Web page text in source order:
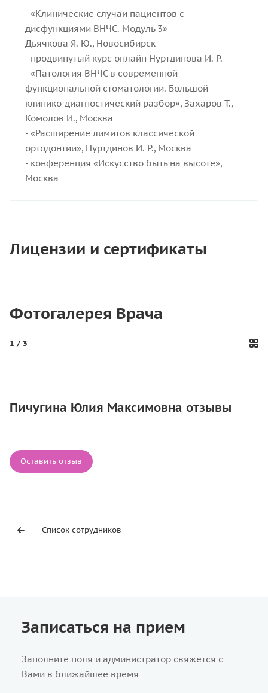
- «Клинические случаи пациентов с
дисфункциями ВНЧС. Модуль 3»
Дьячкова Я. Ю., Новосибирск
- продвинутый курс онлайн Нуртдинова И. Р.
- «Патология ВНЧС в современной
функциональной стоматологии. Большой
клинико-диагностический разбор», Захаров Т.,
Комолов И., Москва
- «Расширение лимитов классической
ортодонтии», Нуртдинов И. Р., Москва
- конференция «Искусство быть на высоте»,
Москва
Лицензии и сертификаты
Фотогалерея Врача
1 / 3
Пичугина Юлия Максимовна отзывы
Оставить отзыв
Список сотрудников
Записаться на прием
Заполните поля и администратор свяжется с
Вами в ближайшее время